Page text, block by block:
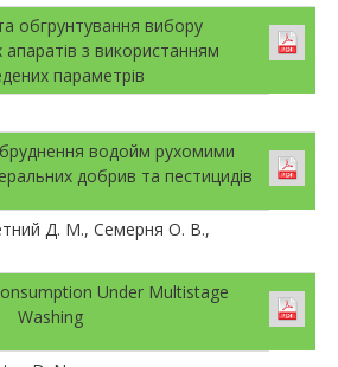
обгрунтування вибору
з використанням
параметрів
водойм рухомими
добрив та пестицидів
Д. М., Семерня О. В.,
Under Multistage
Washing